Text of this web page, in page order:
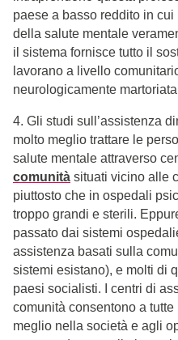
paese a basso reddito in
della salute mentale
il sistema fornisce tutto il
lavorano a livello
neurologicamente
4. Gli studi sull’assistenza
molto meglio trattare le
salute mentale attraverso
comunità situati vicino alle
piuttosto che in ospedali
troppo grandi e sterili.
passato dai sistemi
assistenza basati sulla
sistemi esistano), e molti di
paesi socialisti. I centri di
comunità consentono a
meglio nella società e agli